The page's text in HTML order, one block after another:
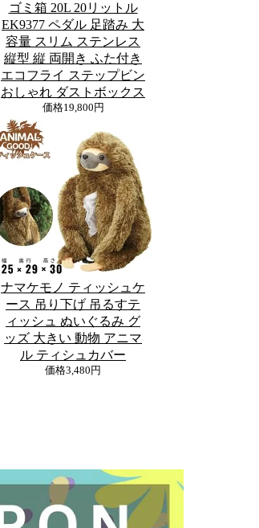
ゴミ箱 20L 20リットル
EK9377 ペダル 足踏み 大
容量 スリム ステンレス
縦型 縦 両開き ふた付き
エコフライ ステップビン
おしゃれ ダストボックス
価格19,800円
ナマケモノ ティッシュケ
ース 吊り下げ 吊るすテ
ィッシュ ぬいぐるみ グ
ッズ 大きい 動物 アニマ
ル ティシュカバー
価格3,480円